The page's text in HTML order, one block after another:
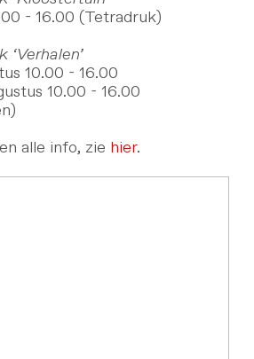
- 16.00 (Tetradruk)
10.00 - 16.00
10.00 - 16.00
alle info, zie hier.